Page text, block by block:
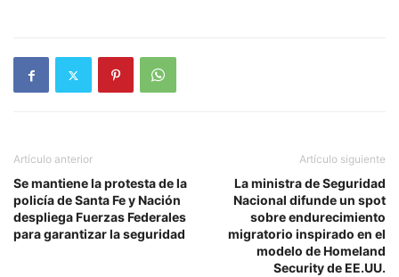
Artículo anterior
Se mantiene la protesta de la
policía de Santa Fe y Nación
despliega Fuerzas Federales
para garantizar la seguridad
Artículo siguiente
La ministra de Seguridad
Nacional difunde un spot
sobre endurecimiento
migratorio inspirado en el
modelo de Homeland
Security de EE.UU.